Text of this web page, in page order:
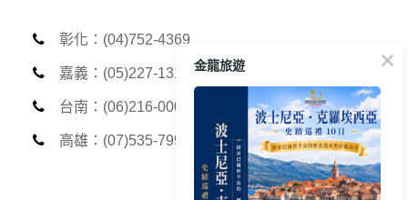
彰化：(04)752-4369
嘉義：(05)227-1312
台南：(06)216-0006
高雄：(07)535-7999
金龍旅遊